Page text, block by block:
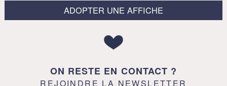
ADOPTER UNE AFFICHE
ON RESTE EN CONTACT ?
REJOINDRE LA NEWSLETTER